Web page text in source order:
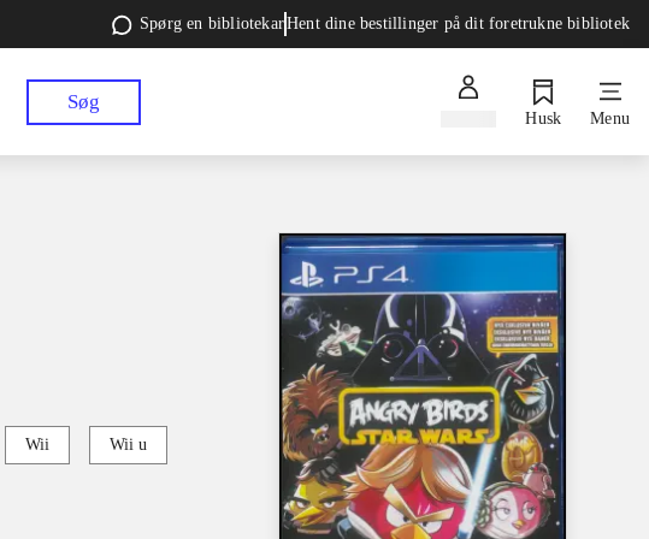
Spørg en bibliotekarHent dine bestillinger på dit foretrukne bibliotek
Søg
Husk Menu
Wii Wii u